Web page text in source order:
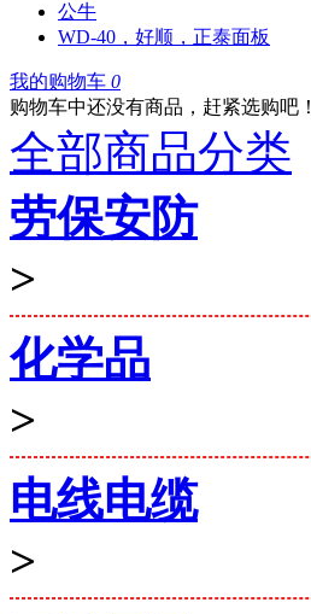
公牛
WD-40，好顺，正泰面板
我的购物车 0
购物车中还没有商品，赶紧选购吧！
全部商品分类
劳保安防
>
化学品
>
电线电缆
>